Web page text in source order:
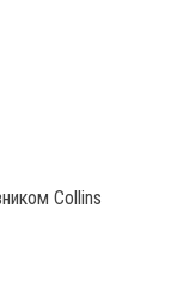
Collins